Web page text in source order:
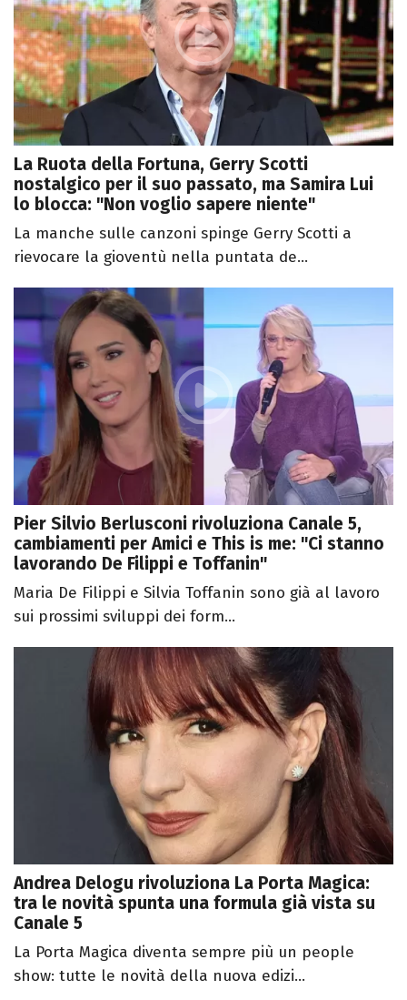
La Ruota della Fortuna, Gerry Scotti
nostalgico per il suo passato, ma Samira Lui
lo blocca: "Non voglio sapere niente"
La manche sulle canzoni spinge Gerry Scotti a
rievocare la gioventù nella puntata de...
Pier Silvio Berlusconi rivoluziona Canale 5,
cambiamenti per Amici e This is me: "Ci stanno
lavorando De Filippi e Toffanin"
Maria De Filippi e Silvia Toffanin sono già al lavoro
sui prossimi sviluppi dei form...
Andrea Delogu rivoluziona La Porta Magica:
tra le novità spunta una formula già vista su
Canale 5
La Porta Magica diventa sempre più un people
show: tutte le novità della nuova edizi...